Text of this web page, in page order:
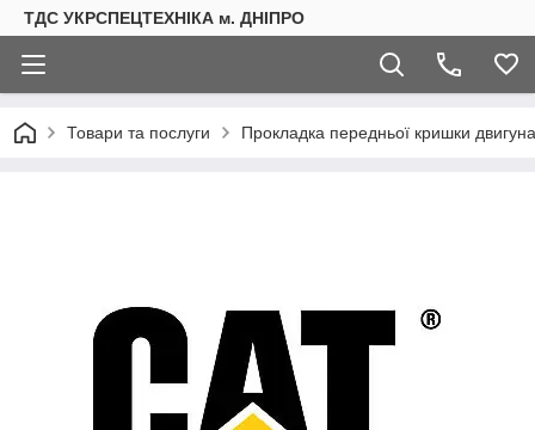
ТДС УКРСПЕЦТЕХНІКА м. ДНІПРО
Товари та послуги Прокладка передньої кришки